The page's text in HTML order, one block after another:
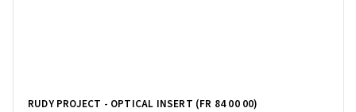
RUDY PROJECT - OPTICAL INSERT (FR 84 00 00)